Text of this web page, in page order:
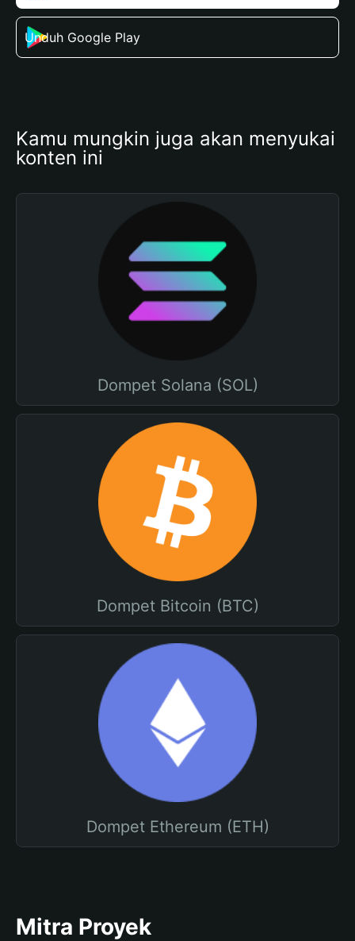
Unduh Google Play
Kamu mungkin juga akan menyukai
konten ini
Dompet Solana (SOL)
Dompet Bitcoin (BTC)
Dompet Ethereum (ETH)
Mitra Proyek